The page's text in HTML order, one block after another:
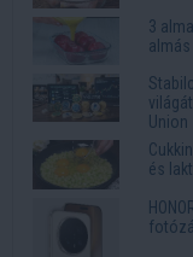
3
Union
és